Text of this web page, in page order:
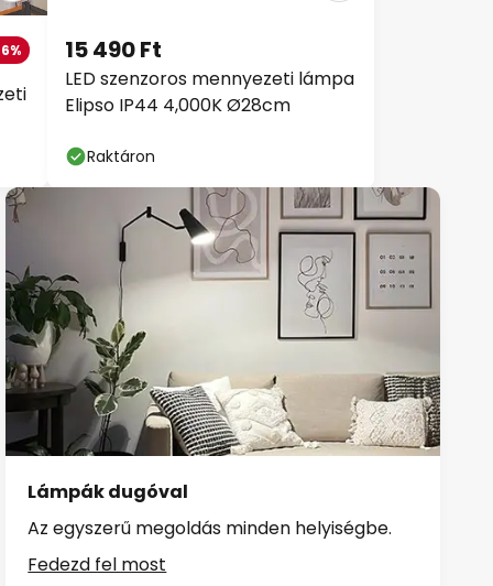
LED szenzoros mennyezeti lámpa
Elipso IP44 4,000K Ø28cm
15 490 Ft
Raktáron
Lámpák dugóval
Az egyszerű megoldás minden helyiségbe.
Fedezd fel most